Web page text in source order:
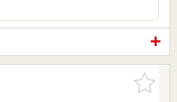
お気に入
りに追加